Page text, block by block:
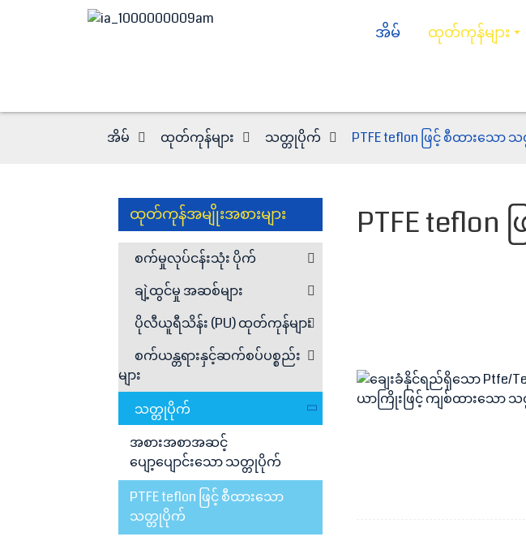
အိမ် ထုတ်ကုန်များ
အိမ် ထုတ်ကုန်များ သတ္တုပိုက် PTFE teflon ဖြင့် စီထားသော
ထုတ်ကုန်အမျိုးအစားများ
စက်မှုလုပ်ငန်းသုံး ပိုက်
ချဲ့ထွင်မှု အဆစ်များ
ပိုလီယူရီသိန်း (PU) ထုတ်ကုန်များ
စက်ယန္တရားနှင့်ဆက်စပ်ပစ္စည်း
များ
သတ္တုပိုက်
အစားအစာအဆင့်
ပျော့ပျောင်းသော သတ္တုပိုက်
PTFE teflon ဖြင့် စီထားသော
သတ္တုပိုက်
PTFE